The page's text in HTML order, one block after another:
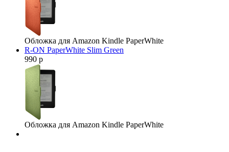
Обложка для Amazon Kindle PaperWhite
R-ON PaperWhite Slim Green
990 р
Обложка для Amazon Kindle PaperWhite